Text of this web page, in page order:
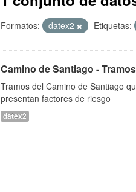
Formatos: datex2 Etiquetas:
Camino de Santiago -
Tramos del Camino de Santiago
presentan factores de riesgo
datex2